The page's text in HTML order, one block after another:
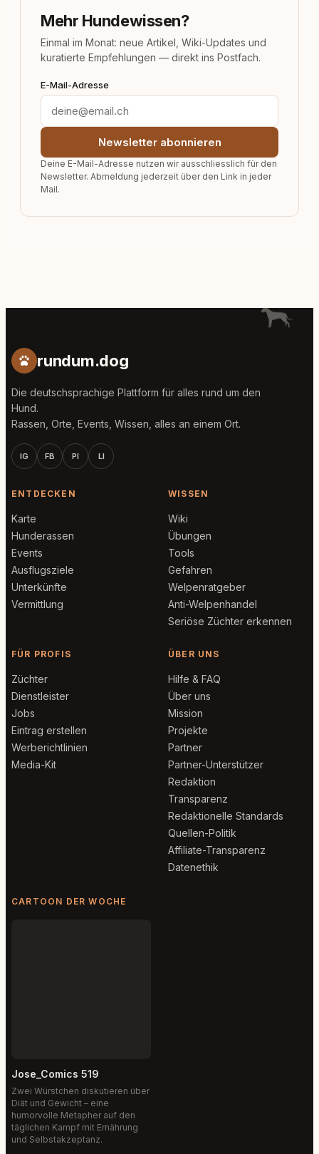
Mehr Hundewissen?
Einmal im Monat: neue Artikel, Wiki-Updates und
kuratierte Empfehlungen — direkt ins Postfach.
E-Mail-Adresse
Newsletter abonnieren
Deine E-Mail-Adresse nutzen wir ausschliesslich für den
Newsletter. Abmeldung jederzeit über den Link in jeder
Mail.
rundum.dog
Die deutschsprachige Plattform für alles rund um den
Hund.
Rassen, Orte, Events, Wissen, alles an einem Ort.
IG FB PI LI
ENTDECKEN
Karte
Hunderassen
Events
Ausflugsziele
Unterkünfte
Vermittlung
WISSEN
Wiki
Übungen
Tools
Gefahren
Welpenratgeber
Anti-Welpenhandel
Seriöse Züchter erkennen
FÜR PROFIS
Züchter
Dienstleister
Jobs
Eintrag erstellen
Werberichtlinien
Media-Kit
ÜBER UNS
Hilfe & FAQ
Über uns
Mission
Projekte
Partner
Partner-Unterstützer
Redaktion
Transparenz
Redaktionelle Standards
Quellen-Politik
Affiliate-Transparenz
Datenethik
CARTOON DER WOCHE
Jose_Comics 519
Zwei Würstchen diskutieren über
Diät und Gewicht – eine
humorvolle Metapher auf den
täglichen Kampf mit Ernährung
und Selbstakzeptanz.